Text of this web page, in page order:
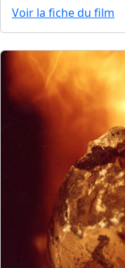
Voir la fiche du film